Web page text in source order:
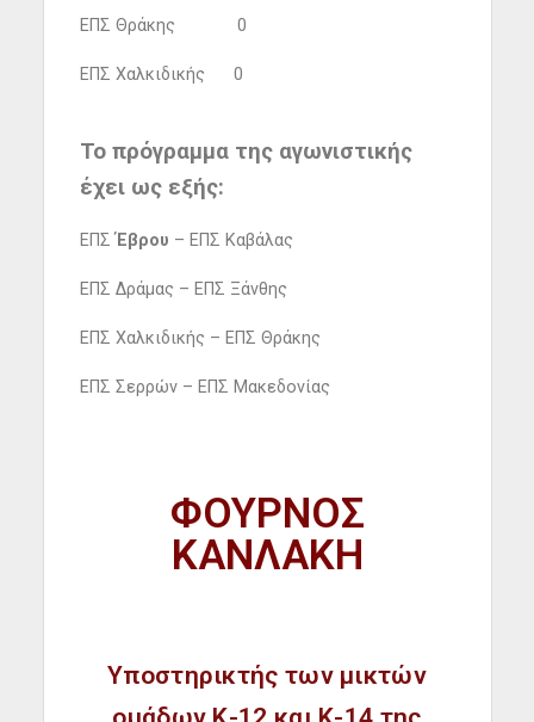
ΕΠΣ Θράκης 0
ΕΠΣ Χαλκιδικής 0
Το πρόγραμμα της αγωνιστικής
έχει ως εξής:
ΕΠΣΈβρου – ΕΠΣ Καβάλας
ΕΠΣ Δράμας – ΕΠΣ Ξάνθης
ΕΠΣ Χαλκιδικής – ΕΠΣ Θράκης
ΕΠΣ Σερρών – ΕΠΣ Μακεδονίας
ΦΟΥΡΝΟΣ
ΚΑΝΛΑΚΗ
Υποστηρικτής των μικτών